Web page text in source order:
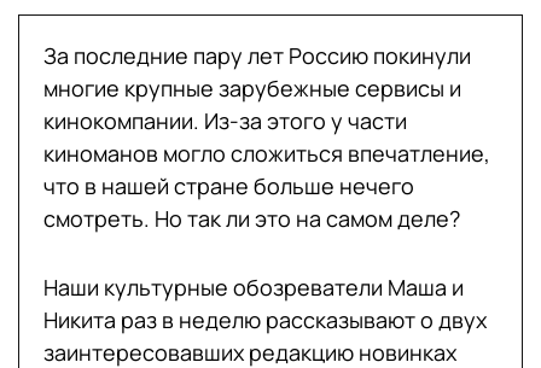
За последние пару лет Россию покинули
многие крупные зарубежные сервисы и
кинокомпании. Из-за этого у части
киноманов могло сложиться впечатление,
что в нашей стране больше нечего
смотреть. Но так ли это на самом деле?
Наши культурные обозреватели Маша и
Никита раз в неделю рассказывают о двух
заинтересовавших редакцию новинках